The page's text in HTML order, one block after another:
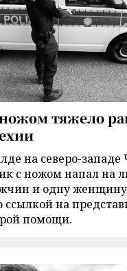
тяжело
на северо-западе
с ножом напал на
и одну
ссылкой на
помощи.